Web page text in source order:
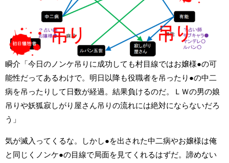
瞬介「今日のノンケ吊りに成功しても村目線ではお嬢様●の可
能性だってあるわけで。明日以降も役職者を吊ったり●の中二
病を吊ったりして日数が経過。結果負けるのだ。ＬＷの男の娘
吊りや妖狐寂しがり屋さん吊りの流れには絶対にならないだろ
う」
気が滅入ってくるな。しかし●を出された中二病やお嬢様は俺
と同じくノンケ●の目線で局面を見てくれるはずだ。諦めない